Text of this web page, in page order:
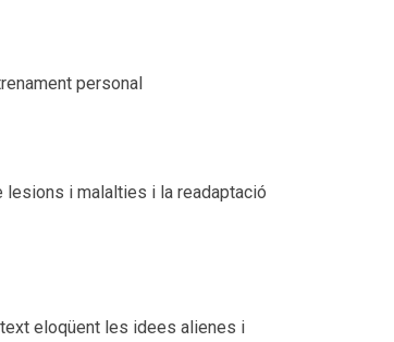
personal
i malalties i la readaptació
eloqüent les idees alienes i